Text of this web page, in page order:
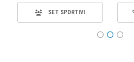
SET SPORTIVI